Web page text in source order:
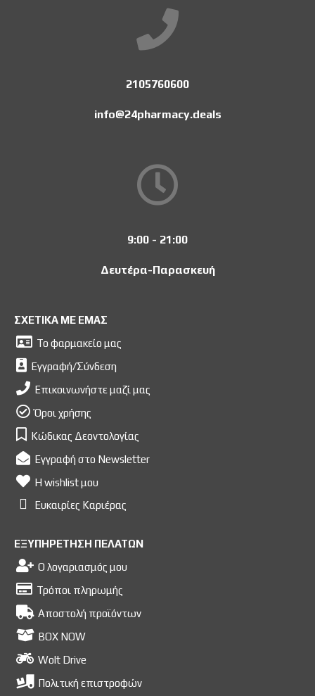
2105760600
info@24pharmacy.deals
9:00 - 21:00
Δευτέρα-Παρασκευή
ΣΧΕΤΙΚΑ ΜΕ ΕΜΑΣ
Το φαρμακείο μας
Εγγραφή/Σύνδεση
Επικοινωνήστε μαζί μας
Όροι χρήσης
Κώδικας Δεοντολογίας
Εγγραφή στο Newsletter
Η wishlist μου
Ευκαιρίες Kαριέρας
ΕΞΥΠΗΡΕΤΗΣΗ ΠΕΛΑΤΩΝ
Ο λογαριασμός μου
Τρόποι πληρωμής
Αποστολή προϊόντων
BOX NOW
Wolt Drive
Πολιτική επιστροφών